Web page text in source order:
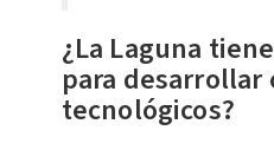
¿La Laguna
para desarrollar
tecnológicos?